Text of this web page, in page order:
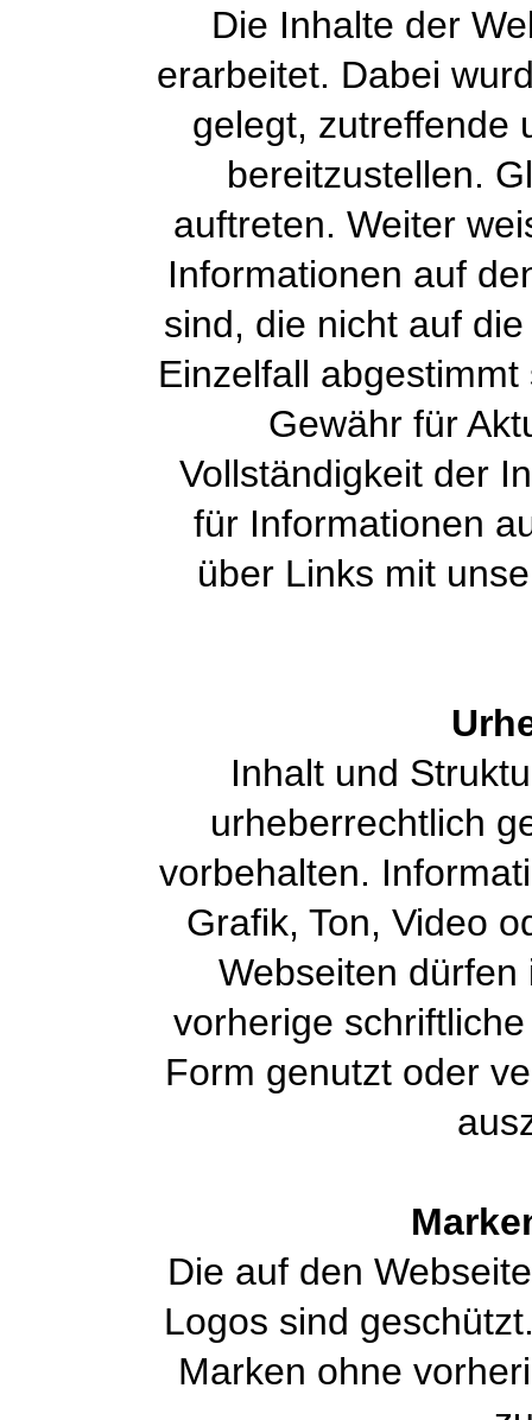
Die Inhalte der
erarbeitet. Dabei
gelegt, zutreffende
bereitzustellen.
auftreten. Weiter
Informationen auf
sind, die nicht auf
Einzelfall
Gewähr für
Vollständigkeit der
für Informationen
über Links mit
Inhalt und
urheberrechtlich
vorbehalten.
Grafik, Ton, Video
Webseiten
vorherige
Form genutzt oder
Die auf den
Logos sind
Marken ohne